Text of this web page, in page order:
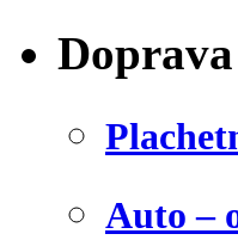
Doprava
Auto –